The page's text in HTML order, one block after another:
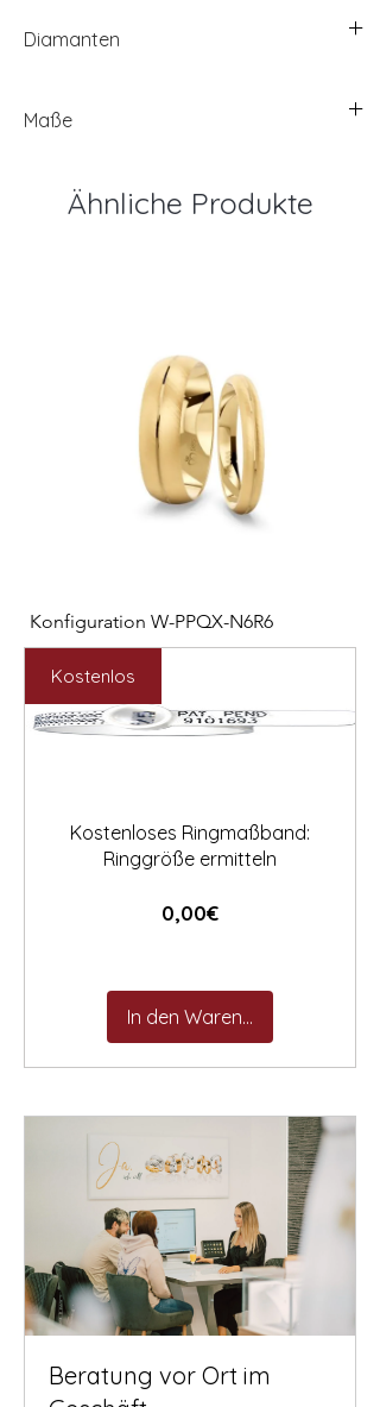
Diamanten
Maße
Ähnliche Produkte
Konfiguration W-PPQX-N6R6
Preis
2.127,00 €
Preis
Kostenlos
Kostenloses Ringmaßband:
Ringgröße ermitteln
0,00€Preis
In den Warenkorb
Beratung vor Ort im